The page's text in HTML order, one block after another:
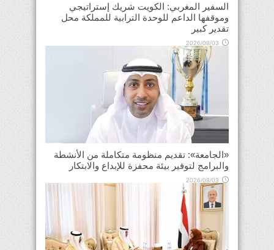
السفير المغربي: الكويت شريك إستراتيجي
وموقفها الداعم للوحدة الترابية للمملكة محل
تقدير كبير
2026/08/03
«الجامعة»: تقديم منظومة متكاملة من الأنشطة
والبرامج لتوفير بيئة محفزة للإبداع والابتكار
2026/08/03